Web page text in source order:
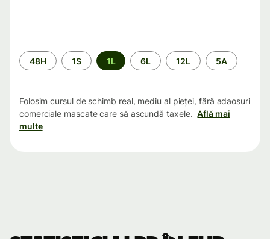
Perioada
48H 1S 1L 6L 12L 5A
Folosim cursul de schimb real, mediu al pieței, fără adaosuri
comerciale mascate care să ascundă taxele. Află mai
multe